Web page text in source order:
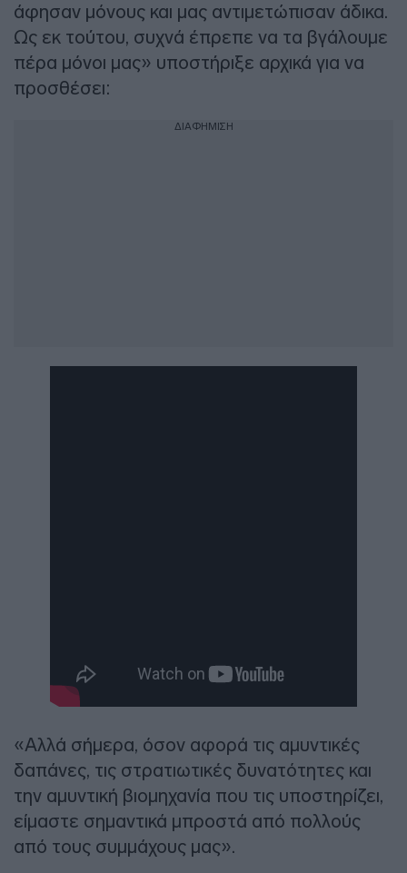
άφησαν μόνους και μας αντιμετώπισαν άδικα.
Ως εκ τούτου, συχνά έπρεπε να τα βγάλουμε
πέρα ​​μόνοι μας» υποστήριξε αρχικά για να
προσθέσει:
ΔΙΑΦΗΜΙΣΗ
«Αλλά σήμερα, όσον αφορά τις αμυντικές
δαπάνες, τις στρατιωτικές δυνατότητες και
την αμυντική βιομηχανία που τις υποστηρίζει,
είμαστε σημαντικά μπροστά από πολλούς
από τους συμμάχους μας».